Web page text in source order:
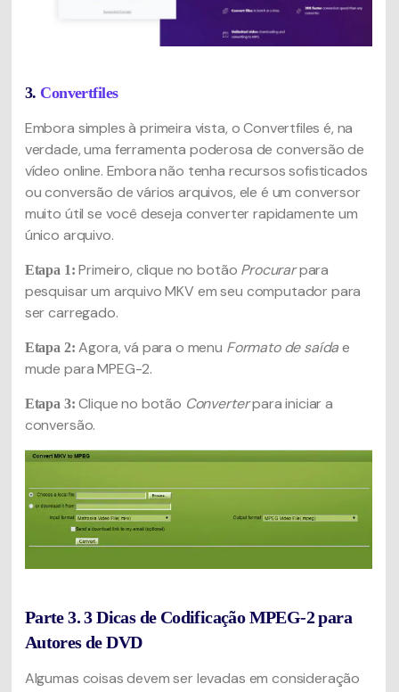
3. Convertfiles
Embora simples à primeira vista, o Convertfiles é, na
verdade, uma ferramenta poderosa de conversão de
vídeo online. Embora não tenha recursos sofisticados
ou conversão de vários arquivos, ele é um conversor
muito útil se você deseja converter rapidamente um
único arquivo.
Etapa 1: Primeiro, clique no botão Procurarpara
pesquisar um arquivo MKV em seu computador para
ser carregado.
Etapa 2: Agora, vá para o menu Formato de saídae
mude para MPEG-2.
Etapa 3: Clique no botão Converterpara iniciar a
conversão.
Parte 3. 3 Dicas de Codificação MPEG-2 para
Autores de DVD
Algumas coisas devem ser levadas em consideração